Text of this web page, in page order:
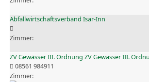
Abfallwirtschaftsverband Isar-Inn
ZV Gewässer III. Ordnung ZV Gewässer III.
08561 984911